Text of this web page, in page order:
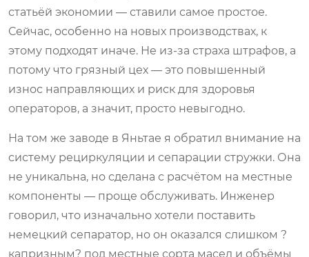
статьёй экономии — ставили самое простое.
Сейчас, особенно на новых производствах, к
этому подходят иначе. Не из-за страха штрафов, а
потому что грязный цех — это повышенный
износ направляющих и риск для здоровья
операторов, а значит, просто невыгодно.
На том же заводе в Яньтае я обратил внимание на
систему рециркуляции и сепарации стружки. Она
не уникальна, но сделана с расчётом на местные
компоненты — проще обслуживать. Инженер
говорил, что изначально хотели поставить
немецкий сепаратор, но он оказался слишком ?
капризным? под местные сорта масел и объёмы